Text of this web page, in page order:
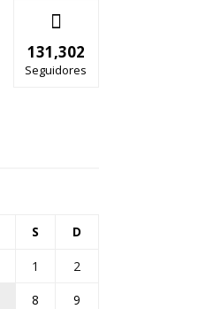
131,302
Seguidores
S D
1
2
8
9